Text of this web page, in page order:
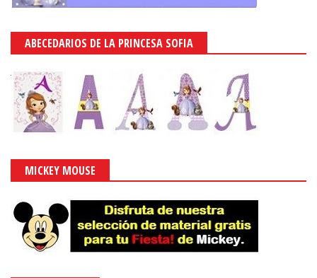
ABECEDARIOS DE LA PRINCESA SOFIA
MICKEY MOUSE